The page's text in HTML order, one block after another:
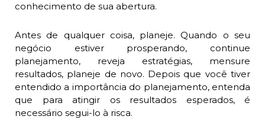
conhecimento de sua abertura.
Antes de qualquer coisa, planeje. Quando o seu
negócio estiver prosperando, continue
planejamento, reveja estratégias, mensure
resultados, planeje de novo. Depois que você tiver
entendido a importância do planejamento, entenda
que para atingir os resultados esperados, é
necessário segui-lo à risca.